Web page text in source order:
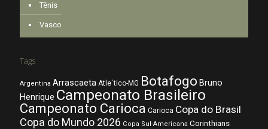
Tênis
Vasco
Tags
Argentina Arrascaeta Atle´tico-MG Botafogo Bruno
Henrique Campeonato Brasileiro
Campeonato Carioca Carioca Copa do Brasil
Copa do Mundo 2026 Copa Sul-Americana Corinthians